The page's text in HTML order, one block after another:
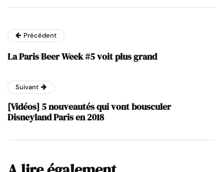
Précédent
La Paris Beer Week #5 voit plus grand
Suivant
[Vidéos] 5 nouveautés qui vont bousculer
Disneyland Paris en 2018